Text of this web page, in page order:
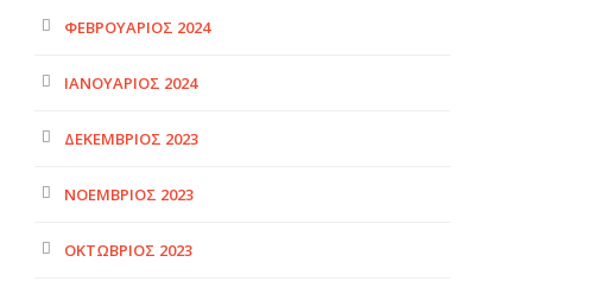
ΦΕΒΡΟΥΆΡΙΟΣ 2024
ΙΑΝΟΥΆΡΙΟΣ 2024
ΔΕΚΈΜΒΡΙΟΣ 2023
ΝΟΈΜΒΡΙΟΣ 2023
ΟΚΤΏΒΡΙΟΣ 2023